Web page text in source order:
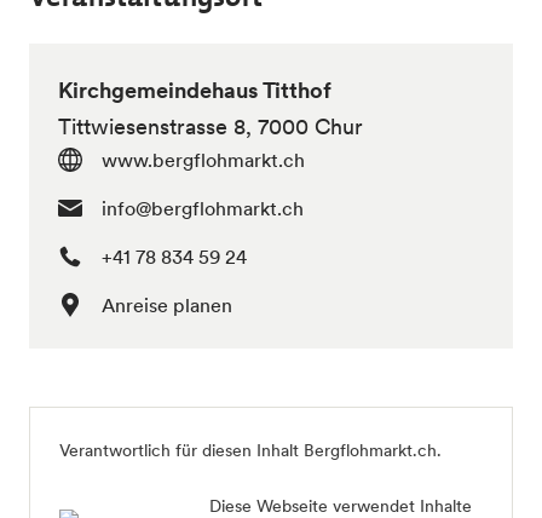
Kirchgemeindehaus Titthof
Tittwiesenstrasse 8, 7000 Chur
www.bergflohmarkt.ch
info@bergflohmarkt.ch
+41 78 834 59 24
Anreise planen
Verantwortlich für diesen Inhalt Bergflohmarkt.ch.
Diese Webseite verwendet Inhalte